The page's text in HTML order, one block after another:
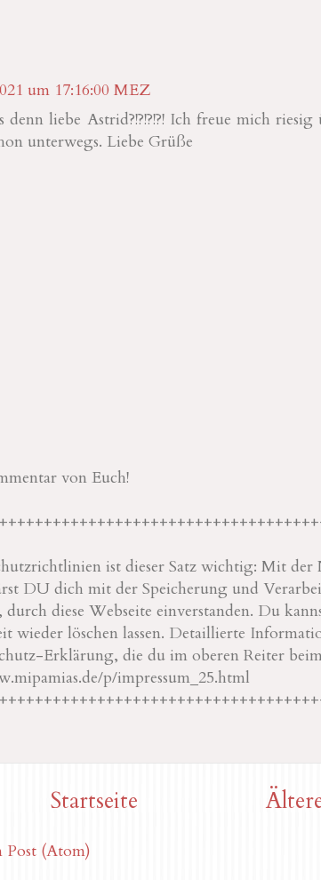
um 17:16:00 MEZ
liebe Astrid?!?!?!?! Ich freue mich riesig
unterwegs. Liebe Grüße
von Euch!
ist dieser Satz wichtig: Mit
DU dich mit der Speicherung und
diese Webseite einverstanden. Du
wieder löschen lassen. Detaillierte
Erklärung, die du im oberen Reiter
p/impressum_25.html
Startseite
Post (Atom)